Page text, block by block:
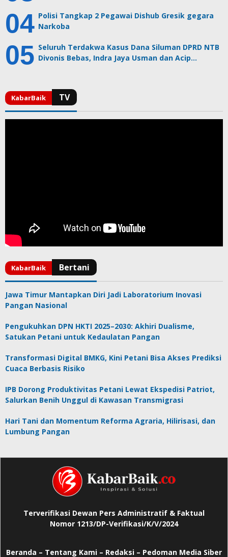
Polisi Tangkap 2 Pegawai Dishub Gresik gegara
Narkoba
Seluruh Terdakwa Kasus Dana Siluman DPRD NTB
Divonis Bebas, Indra Jaya Usman dan Acip…
Jawa Timur Mantapkan Diri Jadi Laboratorium Inovasi
Pangan Nasional
Pengukuhkan DPN HKTI 2025–2030: Akhiri Dualisme,
Satukan Petani untuk Kedaulatan Pangan
Transformasi Digital BMKG, Kini Petani Bisa Akses Prediksi
Cuaca Berbasis Risiko
IPB Dorong Produktivitas Petani Lewat Ekspedisi Patriot,
Salurkan Benih Unggul di Kawasan Transmigrasi
Hari Tani dan Momentum Reforma Agraria, Hilirisasi, dan
Lumbung Pangan
Terverifikasi Dewan Pers Administratif & Faktual
Nomor 1213/DP-Verifikasi/K/V/2024
Beranda – Tentang Kami – Redaksi – Pedoman Media Siber